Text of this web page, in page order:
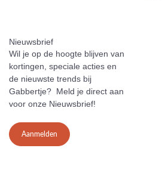
Nieuwsbrief
Wil je op de hoogte blijven van
kortingen, speciale acties en
de nieuwste trends bij
Gabbertje? Meld je direct aan
voor onze Nieuwsbrief!
Aanmelden